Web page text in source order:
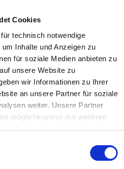
Cookies
technisch notwendige
Inhalte und Anzeigen zu
für soziale Medien anbieten zu
unsere Website zu
wir Informationen zu Ihrer
an unsere Partner für soziale
weiter. Unsere Partner
möglicherweise mit weiteren
ihnen bereitgestellt haben oder